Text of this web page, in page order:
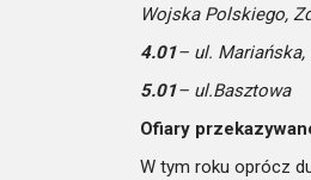
Wojska Polskiego,
4.01– ul. Mariańska,
5.01– ul.Basztowa
Ofiary
W tym roku oprócz